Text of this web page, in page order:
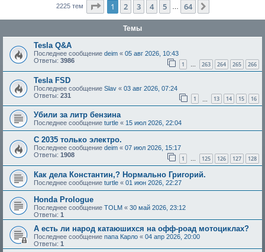
2225 тем Страница из 64
1 2 3 4 5 64
Темы
Tesla Q&A
Последнее сообщение deim « 05 авг 2026, 10:43
Ответы: 3986 1 … 263 264 265 266
Tesla FSD
Последнее сообщение Slav « 03 авг 2026, 07:24
Ответы: 231 1 13 14 15 16
Убили за литр бензина
Последнее сообщение turtle « 15 июл 2026, 22:04
С 2035 только электро.
Последнее сообщение deim « 07 июл 2026, 15:17
Ответы: 1908 1 … 125 126 127 128
Как дела Константин,? Нормально Григорий.
Последнее сообщение turtle « 01 июн 2026, 22:27
Honda Prologue
Последнее сообщение TOLM « 30 май 2026, 23:12
Ответы: 1
А есть ли народ катаюшихся на офф-роад мотоциклах?
Последнее сообщение папа Карло « 04 апр 2026, 20:00
Ответы: 1